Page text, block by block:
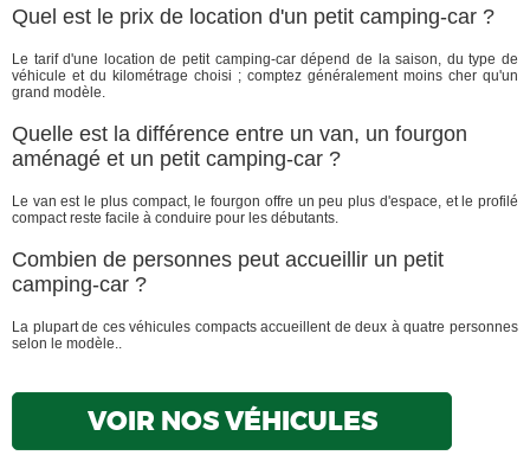
Quel est le prix de location d'un petit camping-car ?
Le tarif d'une location de petit camping-car dépend de la saison, du type de
véhicule et du kilométrage choisi ; comptez généralement moins cher qu'un
grand modèle.
Quelle est la différence entre un van, un fourgon
aménagé et un petit camping-car ?
Le van est le plus compact, le fourgon offre un peu plus d'espace, et le profilé
compact reste facile à conduire pour les débutants.
Combien de personnes peut accueillir un petit
camping-car ?
La plupart de ces véhicules compacts accueillent de deux à quatre personnes
selon le modèle..
VOIR NOS VÉHICULES